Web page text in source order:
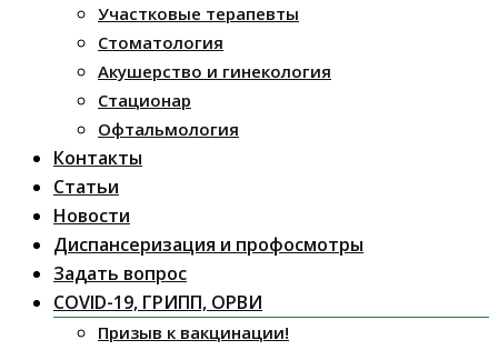
Участковые терапевты
Стоматология
Акушерство и гинекология
Стационар
Офтальмология
Контакты
Статьи
Новости
Диспансеризация и профосмотры
Задать вопрос
COVID-19, ГРИПП, ОРВИ
Призыв к вакцинации!